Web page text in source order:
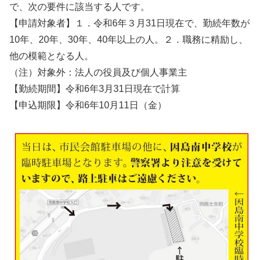
で、次の要件に該当する人です。
【申請対象者】１．令和6年３月31日現在で、勤続年数が
10年、20年、30年、40年以上の人。２．職務に精励し、
他の模範となる人。
（注）対象外：法人の役員及び個人事業主
【勤続期間】令和6年3月31日現在で計算
【申込期限】令和6年10月11日（金）